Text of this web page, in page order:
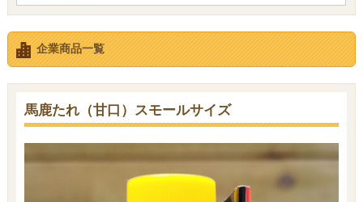
企業商品一覧
馬鹿たれ（甘口）スモールサイズ